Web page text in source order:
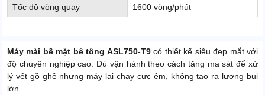
Tốc độ vòng quay 1600 vòng/phút
Máy mài bề mặt bê tông ASL750-T9có thiết kế siêu đẹp mắt với
độ chuyên nghiệp cao. Dù vận hành theo cách tăng ma sát để xử
lý vết gồ ghề nhưng máy lại chạy cực êm, không tạo ra lượng bụi
lớn.